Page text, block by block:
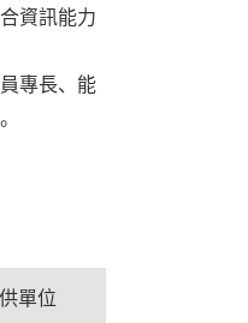
資訊能力
專長、能
單位